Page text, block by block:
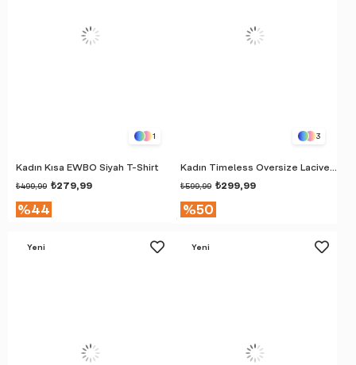
1
Kadın Kısa EWBO Siyah T-Shirt
₺279,99
₺499,99
%44
3
Kadın Timeless Oversize Lacivert T-Shirt
₺299,99
₺599,99
%50
Yeni
Yeni